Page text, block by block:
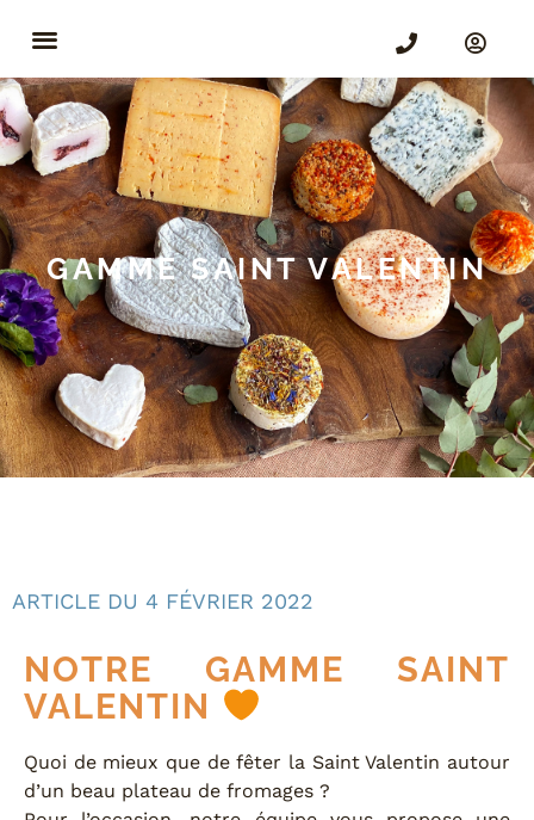
GAMME SAINT VALENTIN
ARTICLE DU 4 FÉVRIER 2022
NOTRE GAMME SAINT
VALENTIN
Quoi de mieux que de fêter la Saint Valentin autour
d’un beau plateau de fromages ?